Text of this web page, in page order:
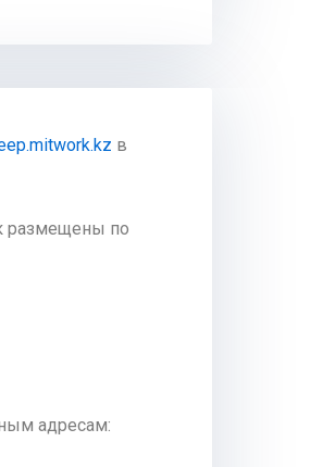
в
размещены по
адресам: